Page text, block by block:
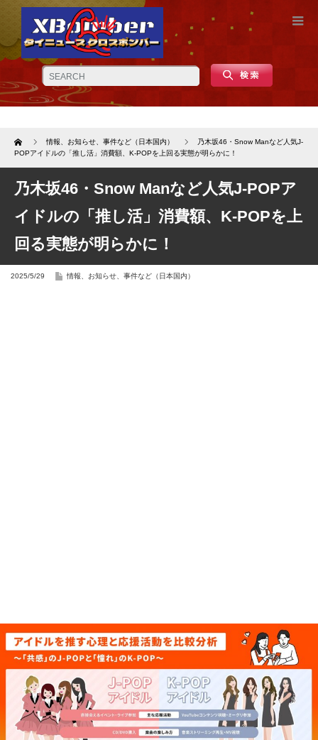
Home 情報、お知らせ、事件など（日本国内）
乃木坂46・Snow Manなど人気J-
POPアイドルの「推し活」消費額、K-POPを上回る実態が明らかに！
乃木坂46・Snow Manなど人気J-POPア
イドルの「推し活」消費額、K-POPを上
回る実態が明らかに！
2025/5/29 情報、お知らせ、事件など（日本国内）